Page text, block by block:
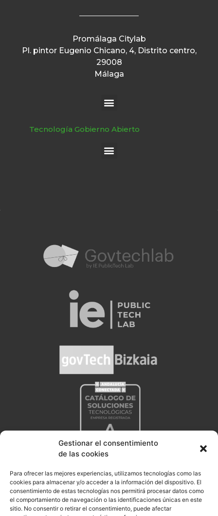
Gestionar el consentimiento
de las cookies
Para ofrecer las mejores experiencias, utilizamos tecnologías como las
cookies para almacenar y/o acceder a la información del dispositivo. El
consentimiento de estas tecnologías nos permitirá procesar datos como
el comportamiento de navegación o las identificaciones únicas en este
sitio. No consentir o retirar el consentimiento, puede afectar
Promálaga Citylab
Pl. pintor Eugenio Chicano, 4, Distrito centro,
29008
Málaga
Tecnología Gobierno Abierto